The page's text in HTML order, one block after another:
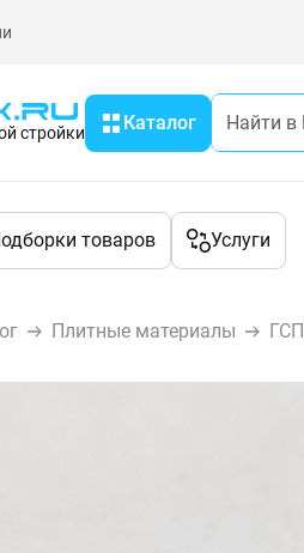
стройки Каталог
товаров Услуги
Плитные материалы ГСП